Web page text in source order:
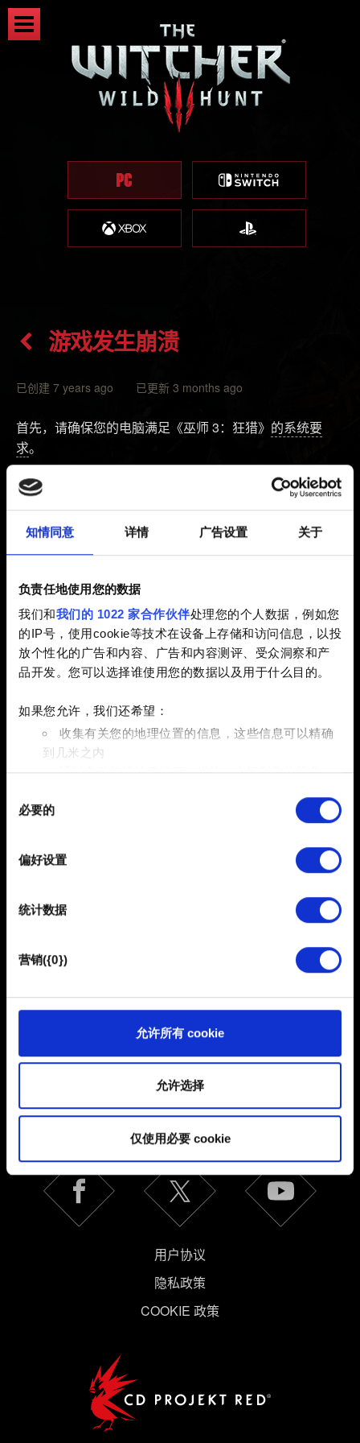
知情同意 详情 广告设置 关于
负责任地使用您的数据
我们和我们的 1022 家合作伙伴处理您的个人数据，例如您
的IP号，使用cookie等技术在设备上存储和访问信息，以投
放个性化的广告和内容、广告和内容测评、受众洞察和产
品开发。您可以选择谁使用您的数据以及用于什么目的。
如果您允许，我们还希望：
收集有关您的地理位置的信息，这些信息可以精确
到几米之内
通过主动扫描特定特征（指纹）来识别您的设备
查找有关您的个人数据如何处理的更多信息，
并设置您的首选项。您可随时从Cookie声明中更改或撤回
部分需要使用 Cookies 的是为了让网站功能可用，而另一
馈，以便网站将更好地服务于您。例如帮助我们在社交媒
也可能与我们的合作伙伴分享我们的 Cookie 片段。但是，
使用所有这些非强制性的 Cookie 都需要提前获取您的许
您可以在下面的"设置"菜单中找到有关我们使用 Cookie 的
其中的内容并准备好继续，请点击"确定"。
必要的
偏好设置
统计数据
营销({0})
允许所有 cookie
允许选择
仅使用必要 cookie
游戏发生崩溃
已创建 7 years ago 已更新 3 months ago
首先，请确保您的电脑满足《巫师 3：狂猎》 的系统要
求。
如果满足系统要求，请确保关闭或禁用电脑上所有不必要
的应用。其中包括杀毒软件和反恶意软件程序。
如果问题依然存在，请检查您的电脑是否存在恶意软件或
您还可以按照这里的说明对游戏文件进行验证
如果上述方法均无效，您可以重新安装 GPU 驱动程序。
请严格按照以下步骤来操作：
2.下载并运行显卡驱动卸载程序，移除之前的驱动版本
3. 清洁安装在第一步中下载的驱动程序。
请注意，有时安装版本较旧的驱动程序也许能解决崩溃问
需要帮助？
简体中文
保持联系
用户协议
隐私政策
COOKIE 政策